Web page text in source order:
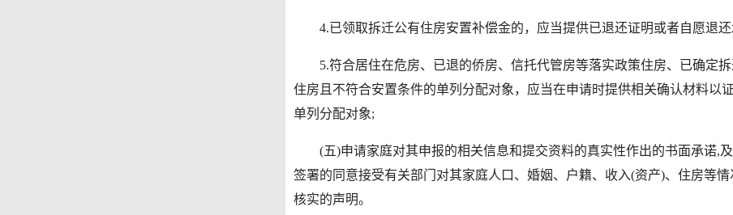
4.已领取拆迁公有住房安置补偿金的，应当提供已退还证明或者自愿退还
5.符合居住在危房、已退的侨房、信托代管房等落实政策住房、已确定拆
住房且不符合安置条件的单列分配对象，应当在申请时提供相关确认材料以
单列分配对象;
(五)申请家庭对其申报的相关信息和提交资料的真实性作出的书面承诺,
签署的同意接受有关部门对其家庭人口、婚姻、户籍、收入(资产)、住房等
核实的声明。